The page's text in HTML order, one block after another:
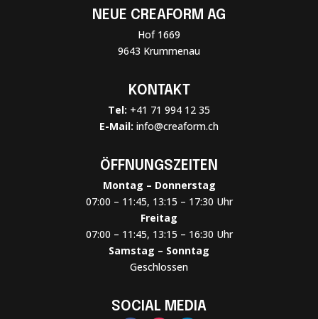
NEUE CREAFORM AG
Hof 1669
9643 Krummenau
KONTAKT
Tel: +41 71 994 12 35
E-Mail: info@creaform.ch
ÖFFNUNGSZEITEN
Montag – Donnerstag
07:00 – 11:45, 13:15 – 17:30 Uhr
Freitag
07:00 – 11:45, 13:15 – 16:30 Uhr
Samstag – Sonntag
Geschlossen
SOCIAL MEDIA